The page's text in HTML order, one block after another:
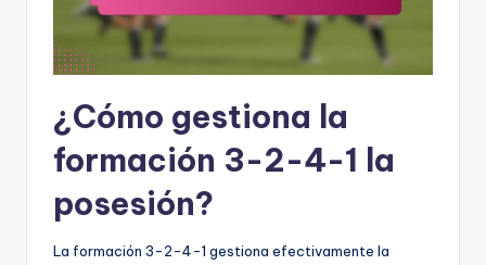
¿Cómo gestiona la
formación 3-2-4-1 la
posesión?
La formación 3-2-4-1 gestiona efectivamente la